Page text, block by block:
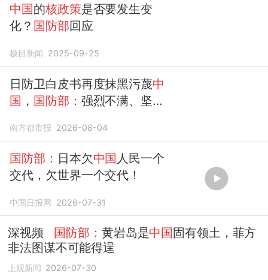
中国的核政策是否要发生变
化？ 国防部回应
极目新闻 2025-09-25
日防卫白皮书再度抹黑污蔑中
国 ， 国防部： 强烈不满、坚决
南方都市报 2026-08-04
国防部： 日本欠中国 人民一个
交代，欠世界一个交代！
中国日报网 2026-07-31
深视频 国防部： 黄岩岛是中国固有领土，菲方
非法图谋不可能得逞
上观新闻 2026-07-30